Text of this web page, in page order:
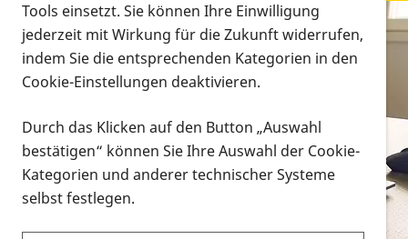
Infomaterial
Infomaterial
Vorlesen
Alle Infomaterialien in verschiedenen
Formaten an einem Ort
Sie möchten wissen, wie Sie nach Infonmaterial
Tools einsetzt. Sie können Ihre Einwilligung
jederzeit mit Wirkung für die Zukunft widerrufen,
indem Sie die entsprechenden Kategorien in den
Cookie-Einstellungen deaktivieren.
Durch das Klicken auf den Button „Auswahl
bestätigen“ können Sie Ihre Auswahl der Cookie-
Kategorien und anderer technischer Systeme
selbst festlegen.